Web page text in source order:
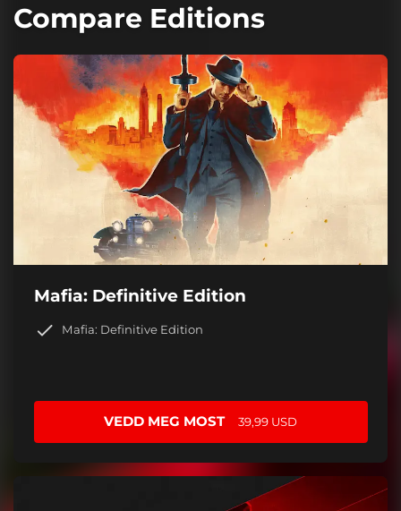
Compare Editions
Mafia: Definitive Edition
Mafia: Definitive Edition
VEDD MEG MOST 39,99 USD